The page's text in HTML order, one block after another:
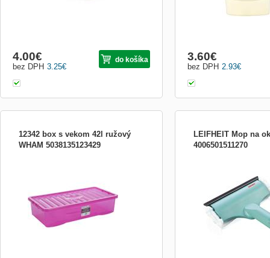
3.25€
bez DPH
4.00€ do košíka
2.93€
bez DPH
3.60€
12342 box s vekom 42l ružový
WHAM 5038135123429
vysoká kvalita, pružnosť, lesk a jas farieb
Výroba z nezávadného materiálu Výrobky
testované - medzinárodné certifikáty
Vhodný do detských izieb, š
LEIFHEIT Mop na
4006501511270
stěrka na stírání,
mikrovlákna s
šířka 20 cm, Click-
násady,tyrkysová